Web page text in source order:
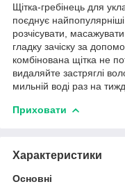
Щітка-гребінець для
поєднує
розчісувати,
гладку зачіску за
комбінована щітка не
видаляйте застряглі
мильній воді раз на
Приховати
Характеристики
Основні